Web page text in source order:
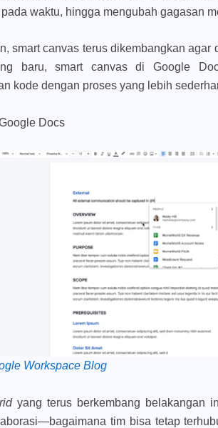
waktu, hingga mengubah gagasan
smart canvas terus dikembangkan agar
baru, smart canvas di Google
kode dengan proses yang lebih
Docs
Workspace Blog
yang terus berkembang belakangan
tim bisa tetap